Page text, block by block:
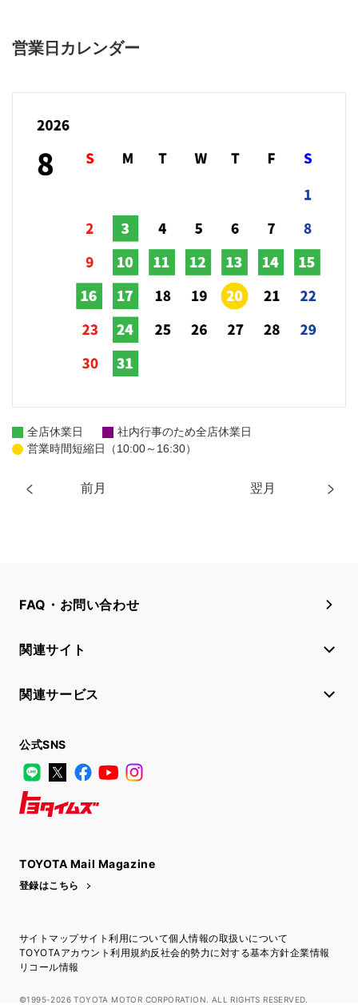
営業日カレンダー
前月 翌月
全店休業日
社内行事のため全店休業日
営業時間短縮日（10:00～16:30）
FAQ・お問い合わせ
関連サイト
関連サービス
公式SNS
LINE
X FacebookYouTube
TOYOTA Mail Magazine
登録はこちら
サイトマップサイト利用について個人情報の取扱いについて
TOYOTAアカウント利用規約反社会的勢力に対する基本方針企業情報
リコール情報
©1995-2026 TOYOTA MOTOR CORPORATION. ALL RIGHTS RESERVED.